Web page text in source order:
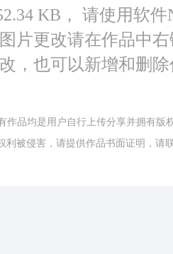
KB， 请使用软
片更改请在作品中
，也可以新增和删
作品均是用户自行上传分享并拥有
利被侵害，请提供作品书面证明，请